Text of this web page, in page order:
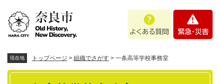
あ
問
・
現在地 トップページ > 組織でさがす > 一条高等学校事務室
本